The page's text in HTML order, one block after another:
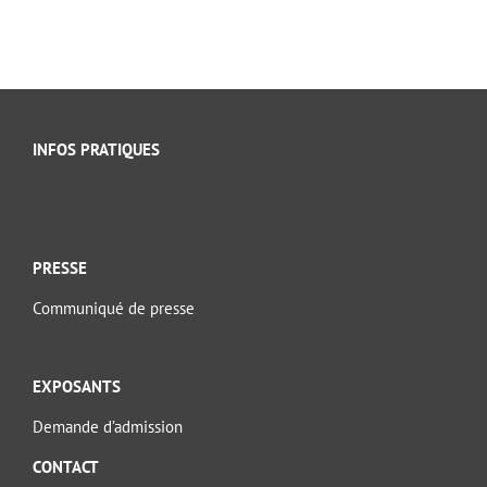
INFOS PRATIQUES
PRESSE
Communiqué de presse
EXPOSANTS
Demande d’admission
CONTACT